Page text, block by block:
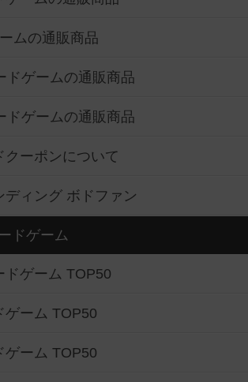
ムの通販商品
ドゲームの通販商品
ドゲームの通販商品
クーポンについて
ディング ボドファン
ドゲーム
ドゲーム TOP50
ゲーム TOP50
ゲーム TOP50